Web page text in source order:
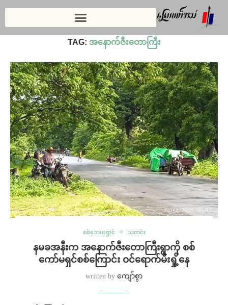
အနောက်ဇီးတောကြီး
TAG: အနောက်ဇီးတောကြီး
စစ်ဘေးရှောင် သတင်း
နမခအနီးက အနောက်ဇီးတောကြီးရွာကို စစ်
ကော်မရှင်စစ်ကြောင်း ဝင်ရောက်မီးရှို့နေ
written by ကျော်စွာ